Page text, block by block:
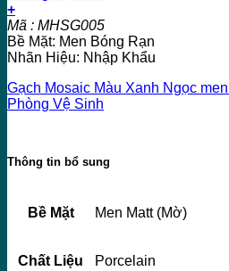
+
Mã : MHSG005
Bề Mặt: Men Bóng Rạn
Nhãn Hiệu: Nhập Khẩu
Gạch Mosaic Màu Xanh Ngọc
Phòng Vệ Sinh
Thông tin bổ sung
Bề Mặt Men Matt (Mờ)
Chất Liệu Porcelain